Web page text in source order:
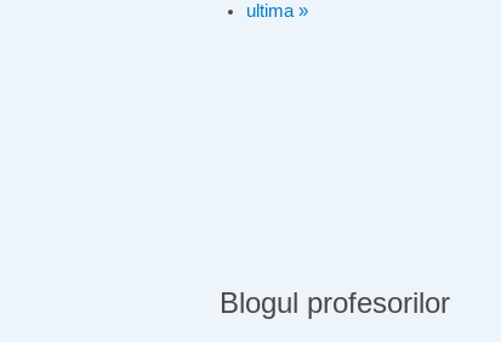
ultima »
Blogul profesorilor